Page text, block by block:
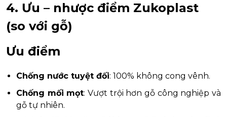
4. Ưu – nhược điểm Zukoplast
(so với gỗ)
Ưu điểm
Chống nước tuyệt đối: 100% không cong vênh.
Chống mối mọt: Vượt trội hơn gỗ công nghiệp và
gỗ tự nhiên.